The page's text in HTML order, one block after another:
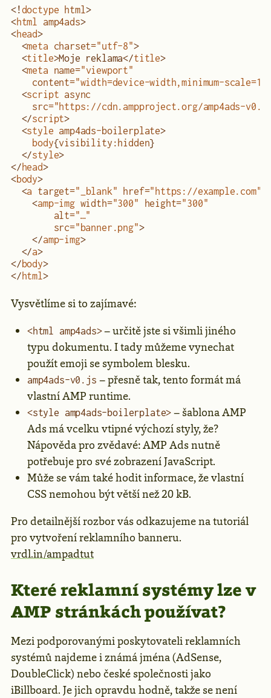
<!doctype html>
<html amp4ads>
<head>
  <
meta charset="utf-8">
  <
title>Moje reklama</title>
  <
meta name="viewport"
    content
="width=device-width,minimum-scale=1"
  <
script async
    src
="https://cdn.ampproject.org/amp4ads-
  </
script>
  <
style amp4ads-boilerplate>
    body
{visibility : hidden}
  </
style>
</head>
<body>
  <
a target="_blank" href="https://example.com"
    <
amp-img width="300" height="300"
        alt
="…"
        src
="banner.png">
    </
amp-img>
  </
a>
</body>
</html>
Vysvětlíme si to zajímavé:
<html amp4ads>– určitě jste si všimli jiného
typu dokumentu. I tady můžeme vynechat
použít emoji se symbolem blesku.
amp4ads-v0.js – přesně tak, tento formát má
vlastní AMP runtime.
<style amp4ads-boilerplate> – šablona AMP
Ads má vcelku vtipné výchozí styly, že?
Nápověda pro zvědavé: AMP Ads nutně
potřebuje pro své zobrazení JavaScript.
Může se vám také hodit informace, že vlastní
CSS nemohou být větší než 20 kB.
Pro detailnější rozbor vás odkazujeme na tutoriál
pro vytvoření reklamního banneru.
vrdl.in/ampadtut
Které reklamní systémy lze v
AMP stránkách používat?
Mezi podporovanými poskytovateli reklamních
systémů najdeme i známá jména (AdSense,
DoubleClick) nebo české společnosti jako
iBillboard. Je jich opravdu hodně, takže se není